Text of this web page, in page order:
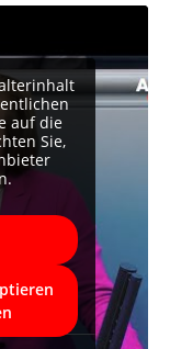
auf die
Sie,